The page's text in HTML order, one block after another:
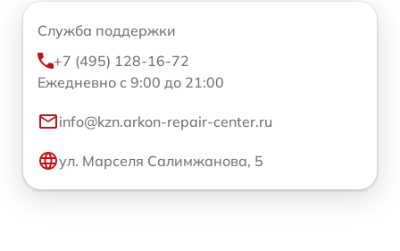
Служба поддержки
+7 (495) 128-16-72
Ежедневно с 9:00 до 21:00
info@kzn.arkon-repair-center.ru
ул. Марселя Салимжанова, 5